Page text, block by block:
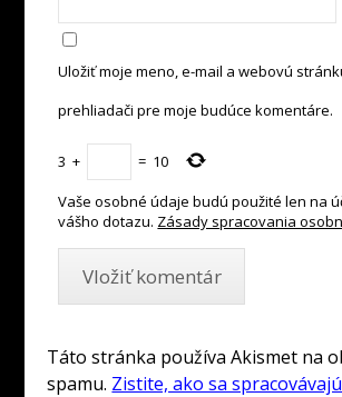
Uložiť moje meno, e-mail a webovú
prehliadači pre moje budúce komentáre.
3 + = 10
Vaše osobné údaje budú použité len na
vášho dotazu. Zásady spracovania
Táto stránka používa Akismet na
spamu. Zistite, ako sa